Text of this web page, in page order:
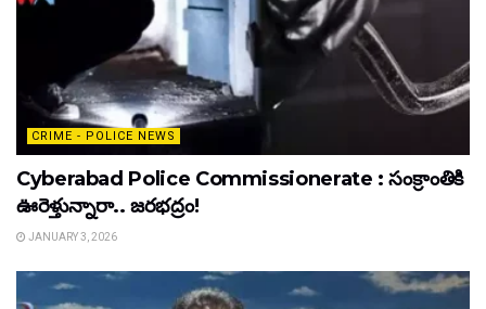
CRIME - POLICE NEWS
Cyberabad Police Commissionerate : సంక్రాంతికి
ఊరెళ్తున్నారా.. జరభద్రం!
JANUARY 3, 2026